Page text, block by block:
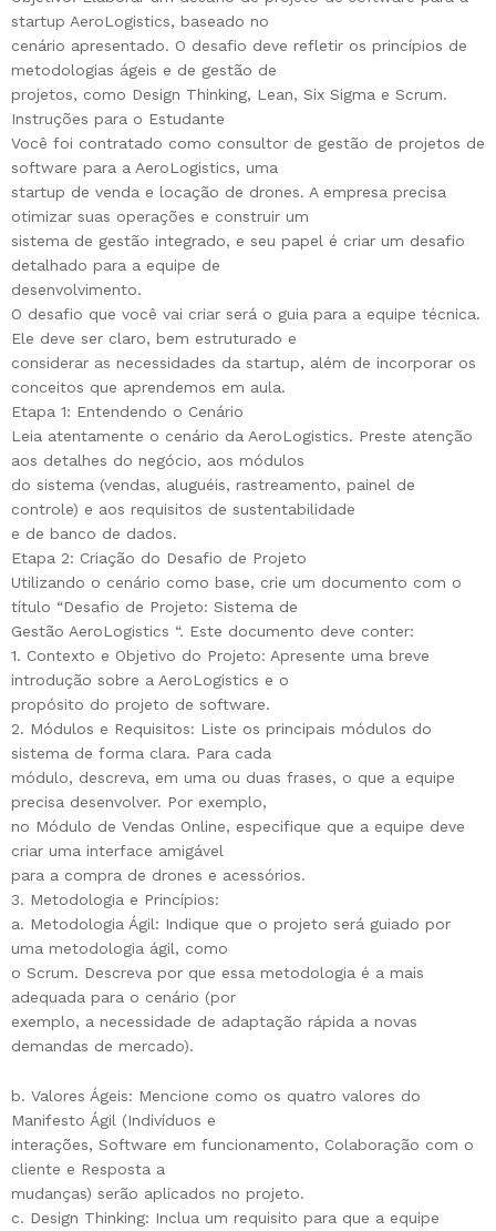
startup AeroLogistics, baseado no
cenário apresentado. O desafio deve refletir os princípios de
metodologias ágeis e de gestão de
projetos, como Design Thinking, Lean, Six Sigma e Scrum.
Instruções para o Estudante
Você foi contratado como consultor de gestão de projetos de
software para a AeroLogistics, uma
startup de venda e locação de drones. A empresa precisa
otimizar suas operações e construir um
sistema de gestão integrado, e seu papel é criar um desafio
detalhado para a equipe de
desenvolvimento.
O desafio que você vai criar será o guia para a equipe técnica.
Ele deve ser claro, bem estruturado e
considerar as necessidades da startup, além de incorporar os
conceitos que aprendemos em aula.
Etapa 1: Entendendo o Cenário
Leia atentamente o cenário da AeroLogistics. Preste atenção
aos detalhes do negócio, aos módulos
do sistema (vendas, aluguéis, rastreamento, painel de
controle) e aos requisitos de sustentabilidade
e de banco de dados.
Etapa 2: Criação do Desafio de Projeto
Utilizando o cenário como base, crie um documento com o
título “Desafio de Projeto: Sistema de
Gestão AeroLogistics “. Este documento deve conter:
1. Contexto e Objetivo do Projeto: Apresente uma breve
introdução sobre a AeroLogistics e o
propósito do projeto de software.
2. Módulos e Requisitos: Liste os principais módulos do
sistema de forma clara. Para cada
módulo, descreva, em uma ou duas frases, o que a equipe
precisa desenvolver. Por exemplo,
no Módulo de Vendas Online, especifique que a equipe deve
criar uma interface amigável
para a compra de drones e acessórios.
3. Metodologia e Princípios:
a. Metodologia Ágil: Indique que o projeto será guiado por
uma metodologia ágil, como
o Scrum. Descreva por que essa metodologia é a mais
adequada para o cenário (por
exemplo, a necessidade de adaptação rápida a novas
demandas de mercado).
b. Valores Ágeis: Mencione como os quatro valores do
Manifesto Ágil (Indivíduos e
interações, Software em funcionamento, Colaboração com o
cliente e Resposta a
mudanças) serão aplicados no projeto.
c. Design Thinking: Inclua um requisito para que a equipe